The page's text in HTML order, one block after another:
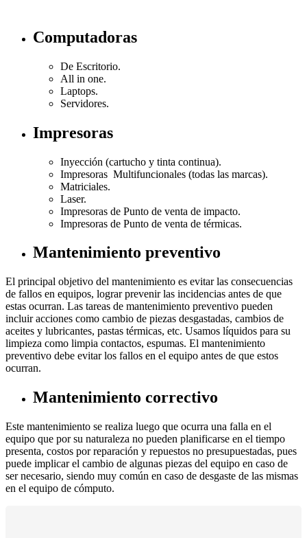
Computadoras
De Escritorio.
All in one.
Laptops.
Servidores.
Impresoras
Inyección (cartucho y tinta continua).
Impresoras Multifuncionales (todas las marcas).
Matriciales.
Laser.
Impresoras de Punto de venta de impacto.
Impresoras de Punto de venta de térmicas.
Mantenimiento preventivo
El principal objetivo del mantenimiento es evitar las consecuencias
de fallos en equipos, lograr prevenir las incidencias antes de que
estas ocurran. Las tareas de mantenimiento preventivo pueden
incluir acciones como cambio de piezas desgastadas, cambios de
aceites y lubricantes, pastas térmicas, etc. Usamos líquidos para su
limpieza como limpia contactos, espumas. El mantenimiento
preventivo debe evitar los fallos en el equipo antes de que estos
ocurran.
Mantenimiento correctivo
Este mantenimiento se realiza luego que ocurra una falla en el
equipo que por su naturaleza no pueden planificarse en el tiempo
presenta, costos por reparación y repuestos no presupuestadas, pues
puede implicar el cambio de algunas piezas del equipo en caso de
ser necesario, siendo muy común en caso de desgaste de las mismas
en el equipo de cómputo.